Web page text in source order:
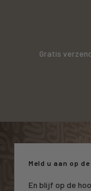
Gratis
Meld u aan op
En blijf op de